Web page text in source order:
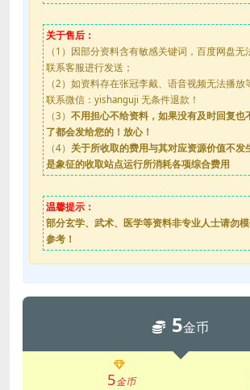
关于售后：
（1）因部分资料含有敏感关键词，百度网盘无
联系客服进行发送；
（2）如资料存在张冠李戴、语音视频无法播放
联系微信：yishanguji 无条件退款！
（3） 不用担心不给资料，如果没有及时回复也
了都会发给您的！放心！
（4） 关于所收取的费用与其对应资源价值不发
是象征的收取站点运行所消耗各项综合费用
温馨提示：
部分玄学、武术、医学等资料非专业人士请勿
参考！
5金币
5金币